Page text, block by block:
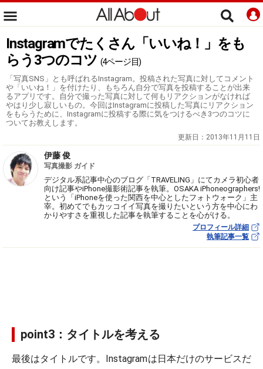
Instagramでたくさん「いいね！」をも
らう3つのコツ (4ページ目)
「写真SNS」とも呼ばれるInstagram。投稿された写真に対してコメント
や「いいね！」を付けたり、もちろん自分で写真を投稿することが出来
るアプリです。自分で撮った写真に対して何もリアクションがなければ
やはり少し寂しいもの。今回はInstagramに投稿した写真にリアクション
をもらうために、Instagramに投稿する際に気をつけるべき3つのコツに
ついてお教えします。
更新日： 2013年11月11日
伊藤 俊
写真撮影 ガイド
デジタル系記事中心のブログ「TRAVELING」にてカメラ初心者
向け記事やiPhone撮影術記事を執筆。OSAKA iPhoneographers!
という「iPhoneを使った関西を中心としたフォトウォーク」主
宰。初めてでもカッコイイ写真を撮りたいという方を中心にわ
かりやすさを重視した記事を執筆することを心がける。
プロフィール詳細
執筆記事一覧
point3：タイトルを考える
最後はタイトルです。Instagramは日本だけのサービスだ